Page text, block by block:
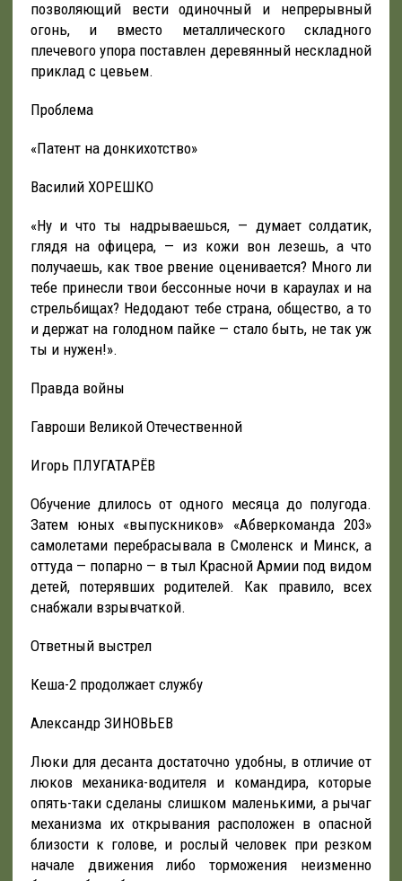
позволяющий вести одиночный и непрерывный
огонь, и вместо металлического складного
плечевого упора поставлен деревянный нескладной
приклад с цевьем.
Проблема
«Патент на донкихотство»
Василий ХОРЕШКО
«Ну и что ты надрываешься, — думает солдатик,
глядя на офицера, — из кожи вон лезешь, а что
получаешь, как твое рвение оценивается? Много ли
тебе принесли твои бессонные ночи в караулах и на
стрельбищах? Недодают тебе страна, общество, а то
и держат на голодном пайке — стало быть, не так уж
ты и нужен!».
Правда войны
Гавроши Великой Отечественной
Игорь ПЛУГАТАРЁВ
Обучение длилось от одного месяца до полугода.
Затем юных «выпускников» «Абверкоманда 203»
самолетами перебрасывала в Смоленск и Минск, а
оттуда — попарно — в тыл Красной Армии под видом
детей, потерявших родителей. Как правило, всех
снабжали взрывчаткой.
Ответный выстрел
Кеша-2 продолжает службу
Александр ЗИНОВЬЕВ
Люки для десанта достаточно удобны, в отличие от
люков механика-водителя и командира, которые
опять-таки сделаны слишком маленькими, а рычаг
механизма их открывания расположен в опасной
близости к голове, и рослый человек при резком
начале движения либо торможения неизменно